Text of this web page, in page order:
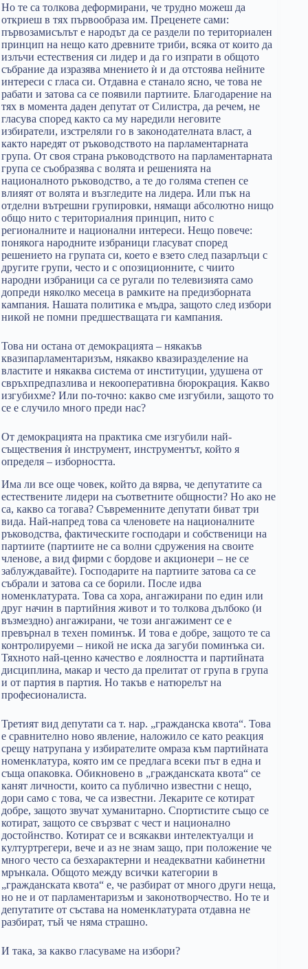
Но те са толкова деформирани, че трудно можеш да
откриеш в тях първообраза им. Преценете сами:
първозамисълът е народът да се раздели по териториален
принцип на нещо като древните триби, всяка от които да
излъчи естествения си лидер и да го изпрати в общото
събрание да изразява мнението ѝ и да отстоява нейните
интереси с гласа си. Отдавна е станало ясно, че това не
рабати и затова са се появили партиите. Благодарение на
тях в момента даден депутат от Силистра, да речем, не
гласува според както са му наредили неговите
избиратели, изстреляли го в законодателната власт, а
както наредят от ръководството на парламентарната
група. От своя страна ръководството на парламентарната
група се съобразява с волята и решенията на
националното ръководство, а те до голяма степен се
влияят от волята и възгледите на лидера. Или пък на
отделни вътрешни групировки, нямащи абсолютно нищо
общо нито с териториалния принцип, нито с
регионалните и национални интереси. Нещо повече:
понякога народните избраници гласуват според
решението на групата си, което е взето след пазарлъци с
другите групи, често и с опозиционните, с чиито
народни избраници са се ругали по телевизията само
допреди няколко месеца в рамките на предизборната
кампания. Нашата политика е мъдра, защото след избори
никой не помни предшестващата ги кампания.
Това ни остана от демокрацията – някакъв
квазипарламентаризъм, някакво квазиразделение на
властите и някаква система от институции, удушена от
свръхпредпазлива и некооперативна бюрокрация. Какво
изгубихме? Или по-точно: какво сме изгубили, защото то
се е случило много преди нас?
От демокрацията на практика сме изгубили най-
съществения ѝ инструмент, инструментът, който я
определя – изборността.
Има ли все още човек, който да вярва, че депутатите са
естествените лидери на съответните общности? Но ако не
са, какво са тогава? Съвременните депутати биват три
вида. Най-напред това са членовете на националните
ръководства, фактическите господари и собственици на
партиите (партиите не са волни сдружения на своите
членове, а вид фирми с бордове и акционери – не се
заблуждавайте). Господарите на партиите затова са се
събрали и затова са се борили. После идва
номенклатурата. Това са хора, ангажирани по един или
друг начин в партийния живот и то толкова дълбоко (и
възмездно) ангажирани, че този ангажимент се е
превърнал в техен поминък. И това е добре, защото те са
контролируеми – никой не иска да загуби поминъка си.
Тяхното най-ценно качество е лоялността и партийната
дисциплина, макар и често да прелитат от група в група
и от партия в партия. Но такъв е натюрелът на
професионалиста.
Третият вид депутати са т. нар. „гражданска квота“. Това
е сравнително ново явление, наложило се като реакция
срещу натрупана у избирателите омраза към партийната
номенклатура, която им се предлага всеки път в една и
съща опаковка. Обикновено в „гражданската квота“ се
канят личности, които са публично известни с нещо,
дори само с това, че са известни. Лекарите се котират
добре, защото звучат хуманитарно. Спортистите също се
котират, защото се свързват с чест и национално
достойнство. Котират се и всякакви интелектуалци и
културтрегери, вече и аз не знам защо, при положение че
много често са безхарактерни и неадекватни кабинетни
мрънкала. Общото между всички категории в
„гражданската квота“ е, че разбират от много други неща,
но не и от парламентаризъм и законотворчество. Но те и
депутатите от състава на номенклатурата отдавна не
разбират, тъй че няма страшно.
И така, за какво гласуваме на избори?